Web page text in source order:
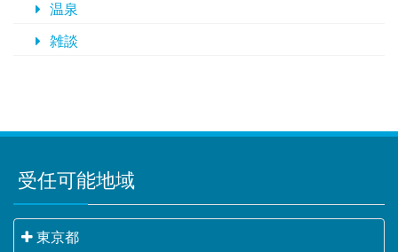
温泉
雑談
受任可能地域
東京都